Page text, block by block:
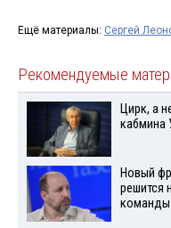
Ещё материалы: Сергей
Рекомендуемые
Цирк, а
кабмина
Новый
решится
команды